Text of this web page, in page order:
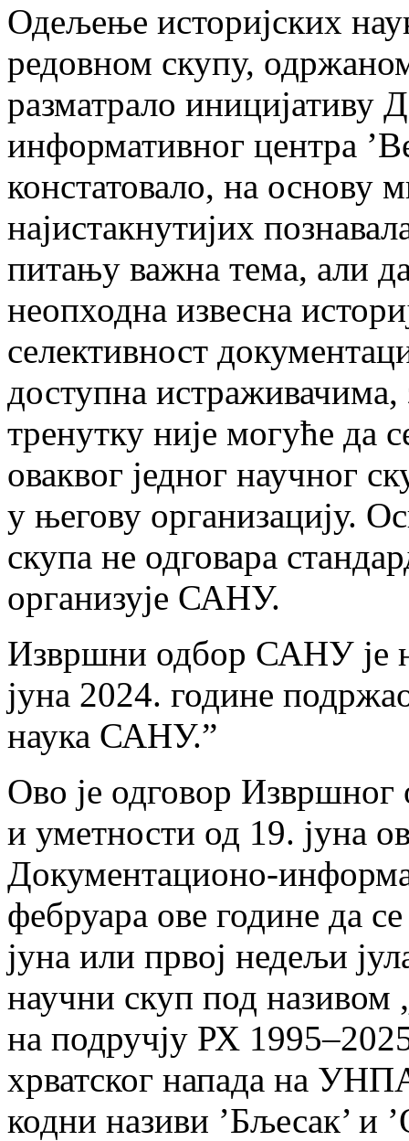
Одељење историјских
редовном скупу,
разматрало иницијативу
информативног центра
констатовало, на основу
најистакнутијих
питању важна тема, али
неопходна извесна
селективност
доступна
тренутку није могуће да
оваквог једног научног
у његову организацију.
скупа не одговара
организује САНУ.
Извршни одбор САНУ је
јуна 2024. године
наука САНУ.”
Ово је одговор Извршног
и уметности од 19. јуна
Документационо-
фебруара ове године да
јуна или првој недељи
научни скуп под називом
на подручју РХ
хрватског напада на
кодни називи ’Бљесак’ и